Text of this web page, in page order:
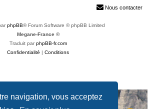
navigation, vous acceptez
Nous contacter
phpBB® Forum Software © phpBB Limited
Megane-France ©
Traduit parphpBB-fr.com
Confidentialité | Conditions